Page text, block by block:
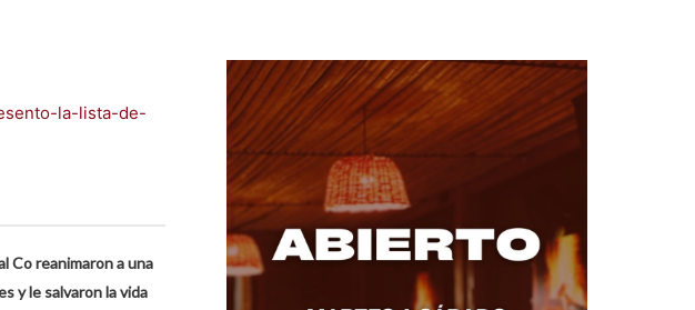
la-lista-de-
Co reanimaron a una
y le salvaron la vida